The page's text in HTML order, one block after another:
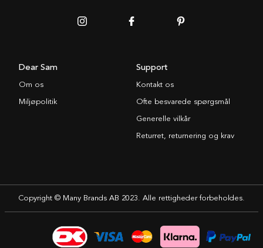
Dear Sam
Om os
Miljøpolitik
Support
Kontakt os
Ofte besvarede spørgsmål
Generelle vilkår
Returret, returnering og krav
Copyright © Many Brands AB 2023. Alle rettigheder forbeholdes.